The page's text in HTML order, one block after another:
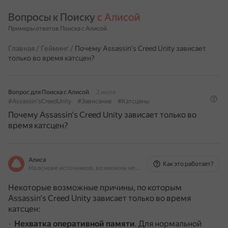
Вопросы к Поиску с Алисой
Примеры ответов Поиска с Алисой
Главная / Гейминг / Почему Assassin's Creed Unity зависает
только во время катсцен?
Вопрос для Поиска с Алисой
2 июля
#Assassin'sCreedUnity
#Зависание #Катсцены
Почему Assassin's Creed Unity зависает только во
время катсцен?
Алиса
На основе источников, возможны неточности
Как это работает?
Некоторые возможные причины, по которым
Assassin's Creed Unity зависает только во время
катсцен:
Нехватка оперативной памяти. Для нормальной